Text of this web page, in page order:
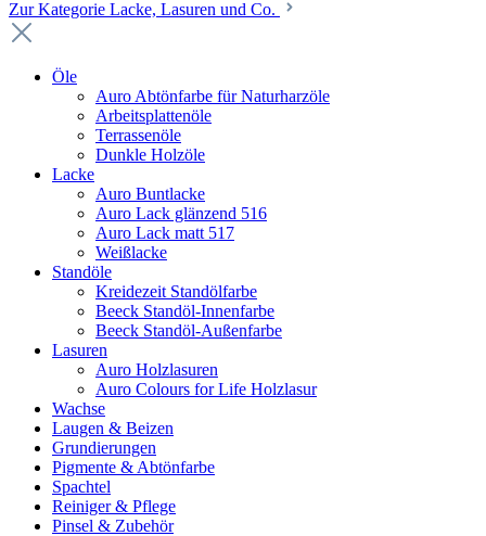
Zur Kategorie Lacke, Lasuren und Co.
Öle
Auro Abtönfarbe für Naturharzöle
Arbeitsplattenöle
Terrassenöle
Dunkle Holzöle
Lacke
Auro Buntlacke
Auro Lack glänzend 516
Auro Lack matt 517
Weißlacke
Standöle
Kreidezeit Standölfarbe
Beeck Standöl-Innenfarbe
Beeck Standöl-Außenfarbe
Lasuren
Auro Holzlasuren
Auro Colours for Life Holzlasur
Wachse
Laugen & Beizen
Grundierungen
Pigmente & Abtönfarbe
Spachtel
Reiniger & Pflege
Pinsel & Zubehör